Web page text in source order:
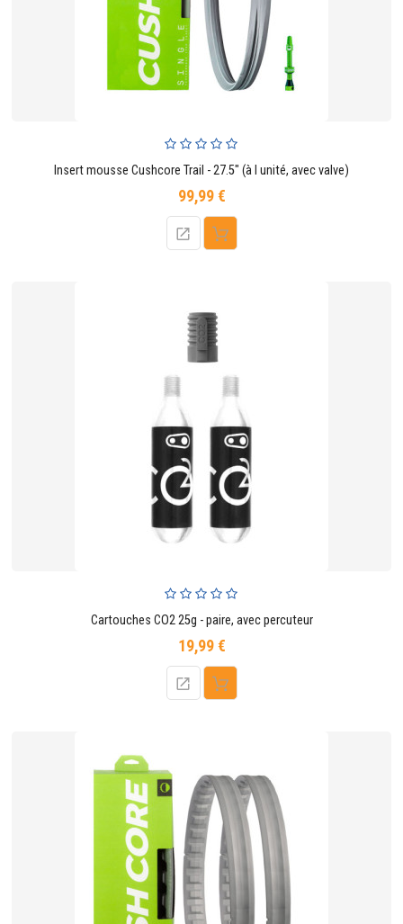
Insert mousse Cushcore Trail - 27.5" (à l unité, avec valve)
99,99 €Prix
Cartouches CO2 25g - paire, avec percuteur
19,99 €Prix